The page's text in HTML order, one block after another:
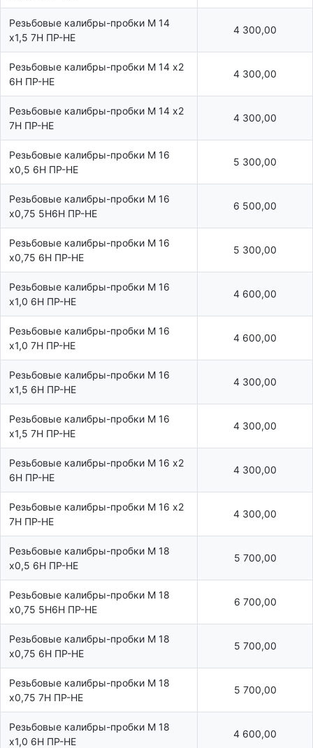
Резьбовые калибры-пробки М 14
х1,5 7Н ПР-НЕ
4 300,00
Резьбовые калибры-пробки М 14 х2
6Н ПР-НЕ
4 300,00
Резьбовые калибры-пробки М 14 х2
7Н ПР-НЕ
4 300,00
Резьбовые калибры-пробки М 16
х0,5 6Н ПР-НЕ
5 300,00
Резьбовые калибры-пробки М 16
х0,75 5Н6Н ПР-НЕ
6 500,00
Резьбовые калибры-пробки М 16
х0,75 6Н ПР-НЕ
5 300,00
Резьбовые калибры-пробки М 16
х1,0 6Н ПР-НЕ
4 600,00
Резьбовые калибры-пробки М 16
х1,0 7Н ПР-НЕ
4 600,00
Резьбовые калибры-пробки М 16
х1,5 6Н ПР-НЕ
4 300,00
Резьбовые калибры-пробки М 16
х1,5 7Н ПР-НЕ
4 300,00
Резьбовые калибры-пробки М 16 х2
6Н ПР-НЕ
4 300,00
Резьбовые калибры-пробки М 16 х2
7Н ПР-НЕ
4 300,00
Резьбовые калибры-пробки М 18
х0,5 6Н ПР-НЕ
5 700,00
Резьбовые калибры-пробки М 18
х0,75 5Н6Н ПР-НЕ
6 700,00
Резьбовые калибры-пробки М 18
х0,75 6Н ПР-НЕ
5 700,00
Резьбовые калибры-пробки М 18
х0,75 7Н ПР-НЕ
5 700,00
Резьбовые калибры-пробки М 18
х1,0 6Н ПР-НЕ
4 600,00